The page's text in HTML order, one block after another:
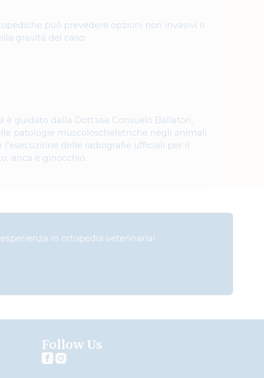
può prevedere opzioni non invasivi o
gravità del caso:
è guidato dalla Dott.ssa Consuelo Ballatori,
patologie muscoloscheletriche negli animali
l’esecuzione delle radiografie ufficiali per il
anca e ginocchio.
in ortopedia veterinaria!
Follow Us